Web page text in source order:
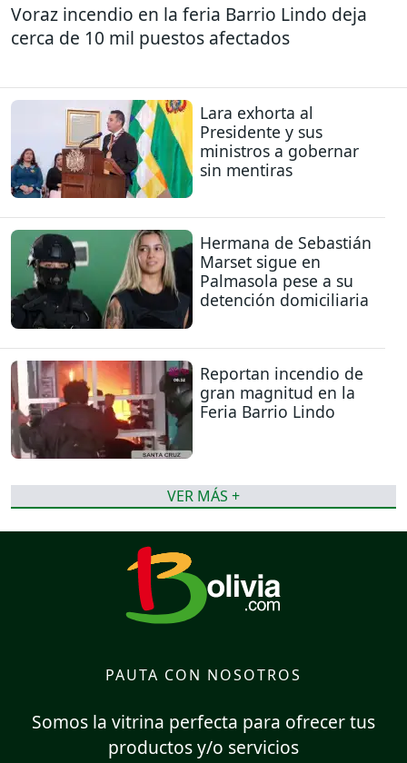
Voraz incendio en la feria Barrio Lindo deja
cerca de 10 mil puestos afectados
Lara exhorta al
Presidente y sus
ministros a gobernar
sin mentiras
Hermana de Sebastián
Marset sigue en
Palmasola pese a su
detención domiciliaria
Reportan incendio de
gran magnitud en la
Feria Barrio Lindo
VER MÁS +
PAUTA CON NOSOTROS
Somos la vitrina perfecta para ofrecer tus
productos y/o servicios